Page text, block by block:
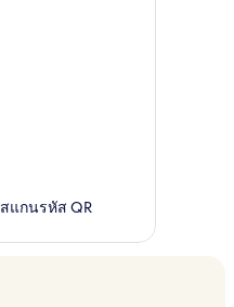
สแกนรหัส QR